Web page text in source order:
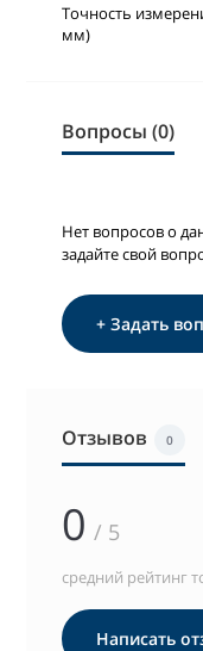
Точность
мм)
Вопросы (0)
Нет вопросов о
задайте свой
+ Задать
Отзывов 0
0 / 5
средний рейтинг
Написать